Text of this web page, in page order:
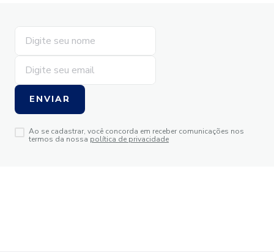
ENVIAR
Ao se cadastrar, você concorda em receber comunicações nos
termos da nossa política de privacidade